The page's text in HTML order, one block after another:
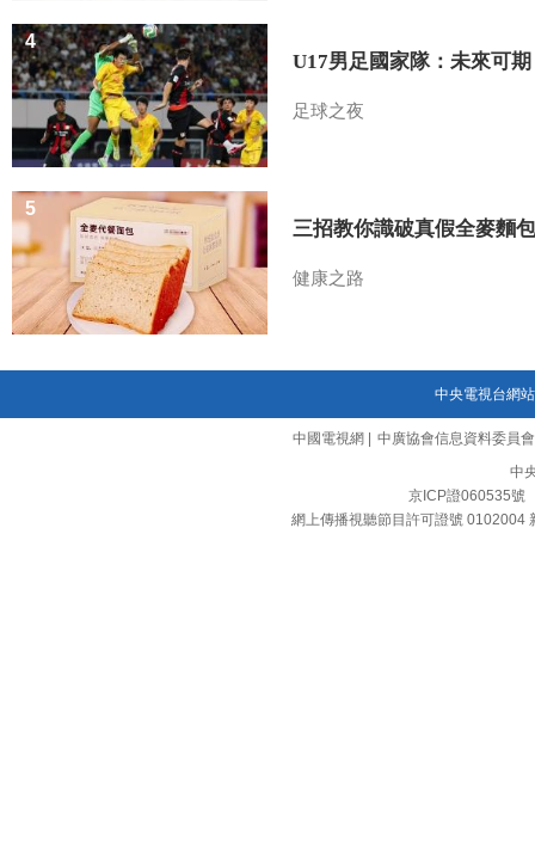
U17男足國家隊：未來可期
足球之夜
4
三招教你識破真假全麥麵包
健康之路
5
中央電視台網站
中國電視網
中廣協會信息資料委員會
中
京ICP證060535號
網上傳播視聽節目許可證號 0102004